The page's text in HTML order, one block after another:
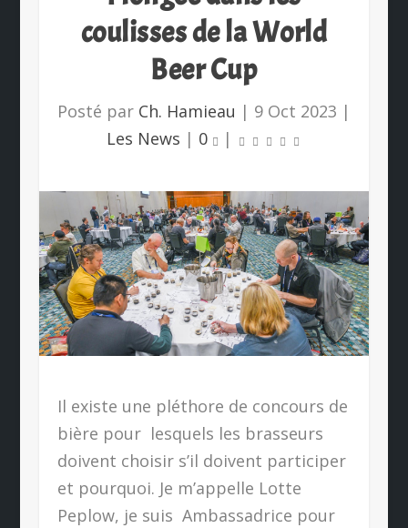
coulisses de la World
Beer Cup
Posté par Ch. Hamieau | 9 Oct 2023 |
Les News | 0 |
Il existe une pléthore de concours de
bière pour lesquels les brasseurs
doivent choisir s’il doivent participer
et pourquoi. Je m’appelle Lotte
Peplow, je suis Ambassadrice pour